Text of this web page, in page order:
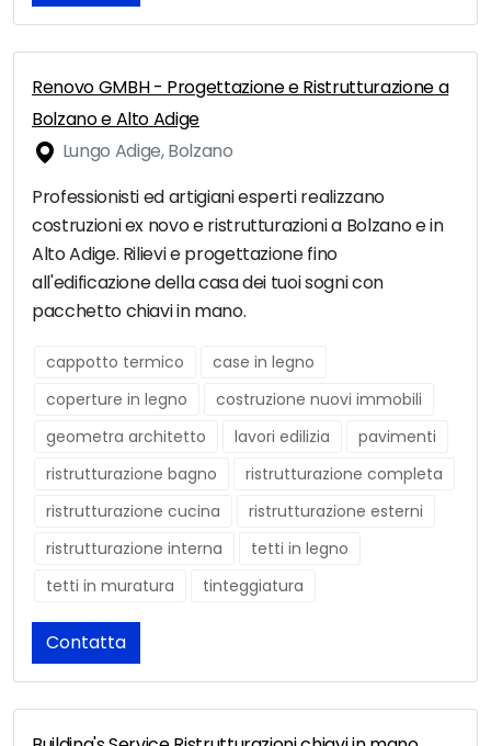
Renovo GMBH - Progettazione e Ristrutturazione a
Bolzano e Alto Adige
Lungo Adige, Bolzano
Professionisti ed artigiani esperti realizzano
costruzioni ex novo e ristrutturazioni a Bolzano e in
Alto Adige. Rilievi e progettazione fino
all'edificazione della casa dei tuoi sogni con
pacchetto chiavi in mano.
cappotto termico
case in legno
coperture in legno
costruzione nuovi immobili
geometra architetto
lavori edilizia
pavimenti
ristrutturazione bagno
ristrutturazione completa
ristrutturazione cucina
ristrutturazione esterni
ristrutturazione interna
tetti in legno
tetti in muratura
tinteggiatura
Contatta